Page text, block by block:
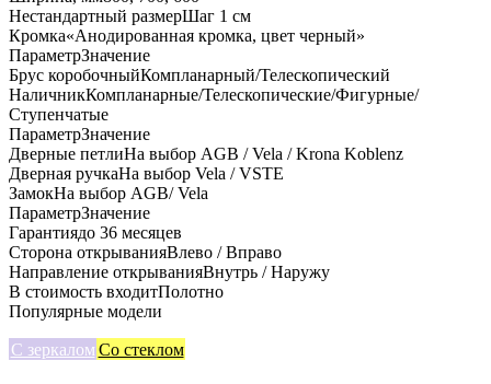
Нестандартный размерШаг 1 см
Кромка«Анодированная кромка, цвет черный»
ПараметрЗначение
Брус коробочныйКомпланарный/Телескопический
НаличникКомпланарные/Телескопические/Фигурные/
Ступенчатые
ПараметрЗначение
Дверные петлиНа выбор AGB / Vela / Krona Koblenz
Дверная ручкаНа выбор Vela / VSTE
ЗамокНа выбор AGB/ Vela
ПараметрЗначение
Гарантиядо 36 месяцев
Сторона открыванияВлево / Вправо
Направление открыванияВнутрь / Наружу
В стоимость входитПолотно
Популярные модели
С зеркалом Со стеклом